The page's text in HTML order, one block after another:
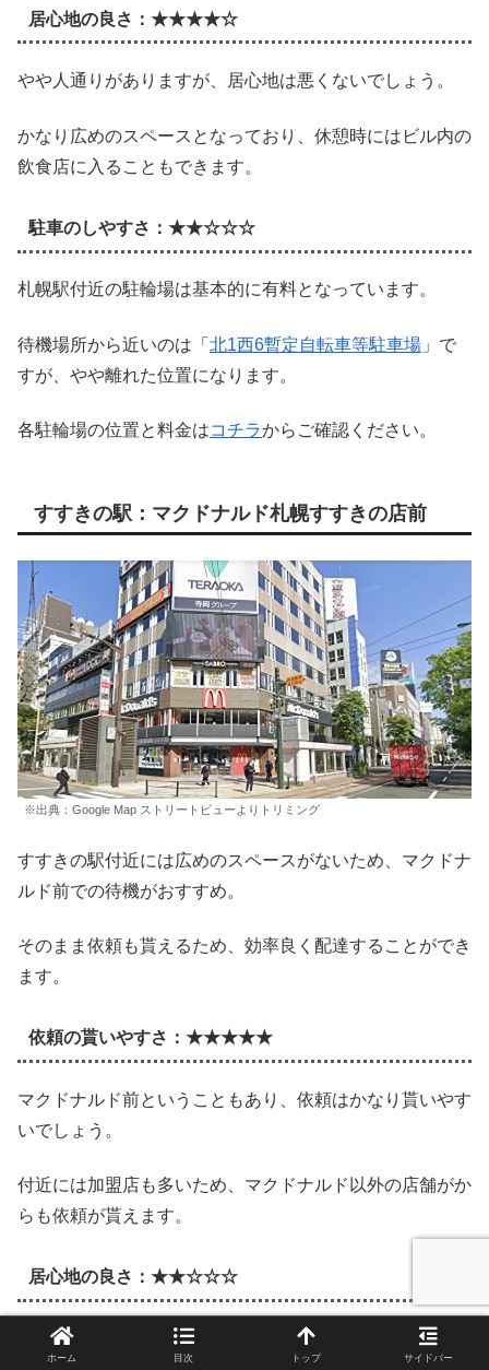
居心地の良さ：★★★★☆
やや人通りがありますが、居心地は悪くないでしょう。
かなり広めのスペースとなっており、休憩時にはビル内の
飲食店に入ることもできます。
駐車のしやすさ：★★☆☆☆
札幌駅付近の駐輪場は基本的に有料となっています。
待機場所から近いのは「 北1西6暫定自転車等駐車場 」で
すが、やや離れた位置になります。
各駐輪場の位置と料金はコチラからご確認ください。
すすきの駅：マクドナルド札幌すすきの店前
※出典：Google Map ストリートビューよりトリミング
すすきの駅付近には広めのスペースがないため、マクドナ
ルド前での待機がおすすめ。
そのまま依頼も貰えるため、効率良く配達することができ
ます。
依頼の貰いやすさ：★★★★★
マクドナルド前ということもあり、依頼はかなり貰いやす
いでしょう。
付近には加盟店も多いため、マクドナルド以外の店舗がか
らも依頼が貰えます。
居心地の良さ：★★☆☆☆
目の前の歩道は広めですが、公園などと比べると居心地は
ホーム 目次 トップ サイドバー